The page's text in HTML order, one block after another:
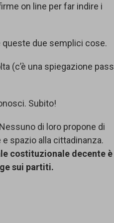
on line per far indire i
due semplici cose.
(c’è una spiegazione
Subito!
di loro propone di
spazio alla cittadinanza.
costituzionale decente è
sui partiti.